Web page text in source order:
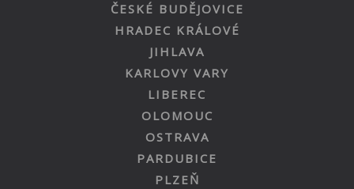
ČESKÉ BUDĚJOVICE
HRADEC KRÁLOVÉ
JIHLAVA
KARLOVY VARY
LIBEREC
OLOMOUC
OSTRAVA
PARDUBICE
PLZEŇ